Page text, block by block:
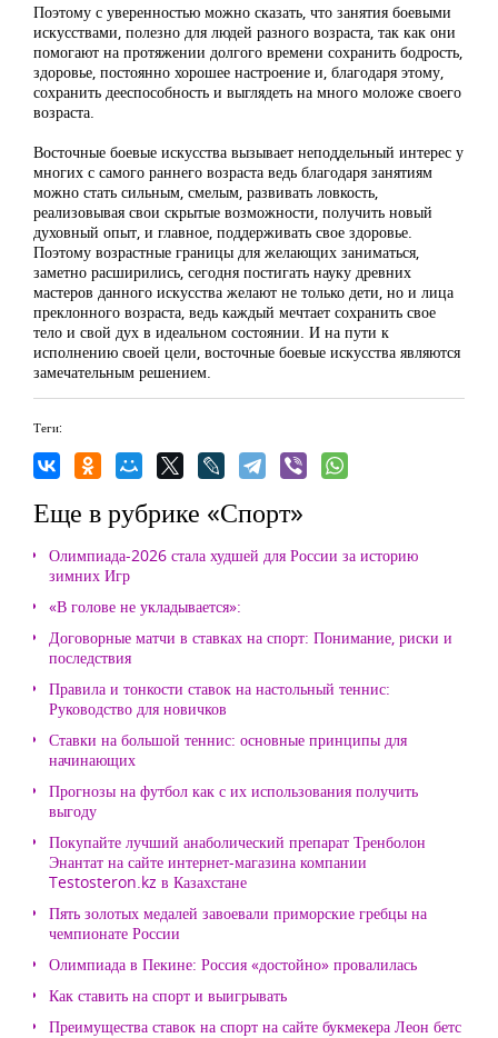
Поэтому с уверенностью можно сказать, что занятия боевыми
искусствами, полезно для людей разного возраста, так как они
помогают на протяжении долгого времени сохранить бодрость,
здоровье, постоянно хорошее настроение и, благодаря этому,
сохранить дееспособность и выглядеть на много моложе своего
возраста.
Восточные боевые искусства вызывает неподдельный интерес у
многих с самого раннего возраста ведь благодаря занятиям
можно стать сильным, смелым, развивать ловкость,
реализовывая свои скрытые возможности, получить новый
духовный опыт, и главное, поддерживать свое здоровье.
Поэтому возрастные границы для желающих заниматься,
заметно расширились, сегодня постигать науку древних
мастеров данного искусства желают не только дети, но и лица
преклонного возраста, ведь каждый мечтает сохранить свое
тело и свой дух в идеальном состоянии. И на пути к
исполнению своей цели, восточные боевые искусства являются
замечательным решением.
Теги:
Еще в рубрике «Спорт»
Олимпиада-2026 стала худшей для России за историю
зимних Игр
«В голове не укладывается»:
Договорные матчи в ставках на спорт: Понимание, риски и
последствия
Правила и тонкости ставок на настольный теннис:
Руководство для новичков
Ставки на большой теннис: основные принципы для
начинающих
Прогнозы на футбол как с их использования получить
выгоду
Покупайте лучший анаболический препарат Тренболон
Энантат на сайте интернет-магазина компании
Testosteron.kz в Казахстане
Пять золотых медалей завоевали приморские гребцы на
чемпионате России
Олимпиада в Пекине: Россия «достойно» провалилась
Как ставить на спорт и выигрывать
Преимущества ставок на спорт на сайте букмекера Леон бетс